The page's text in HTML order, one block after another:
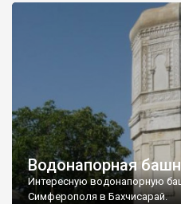
Водонапорная
Интересную водонапорную
Симферополя в Бахчисарай.